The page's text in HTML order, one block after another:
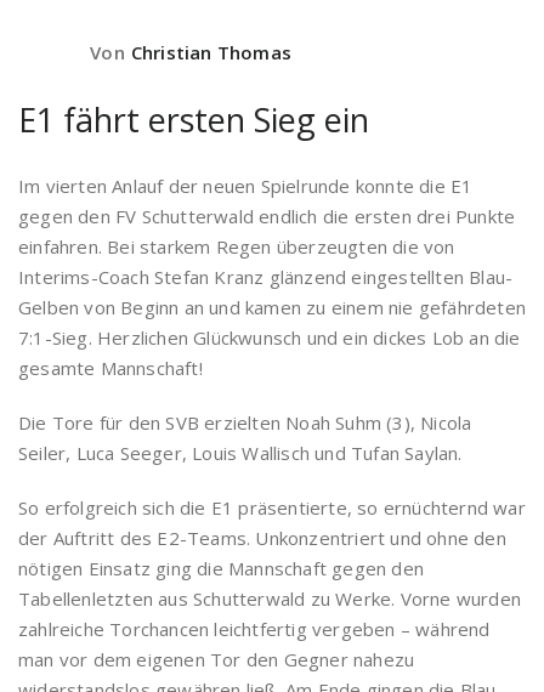
Von Christian Thomas
E1 fährt ersten Sieg ein
Im vierten Anlauf der neuen Spielrunde konnte die E1
gegen den FV Schutterwald endlich die ersten drei Punkte
einfahren. Bei starkem Regen überzeugten die von
Interims-Coach Stefan Kranz glänzend eingestellten Blau-
Gelben von Beginn an und kamen zu einem nie gefährdeten
7:1-Sieg. Herzlichen Glückwunsch und ein dickes Lob an die
gesamte Mannschaft!
Die Tore für den SVB erzielten Noah Suhm (3), Nicola
Seiler, Luca Seeger, Louis Wallisch und Tufan Saylan.
So erfolgreich sich die E1 präsentierte, so ernüchternd war
der Auftritt des E2-Teams. Unkonzentriert und ohne den
nötigen Einsatz ging die Mannschaft gegen den
Tabellenletzten aus Schutterwald zu Werke. Vorne wurden
zahlreiche Torchancen leichtfertig vergeben – während
man vor dem eigenen Tor den Gegner nahezu